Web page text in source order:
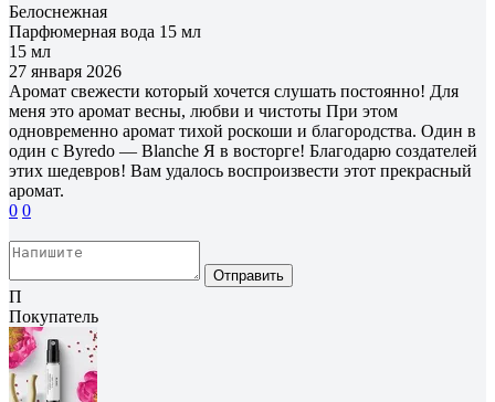
Белоснежная
Парфюмерная вода 15 мл
15 мл
27 января 2026
Аромат свежести который хочется слушать постоянно! Для
меня это аромат весны, любви и чистоты При этом
одновременно аромат тихой роскоши и благородства. Один в
один с Byredo — Blanche Я в восторге! Благодарю создателей
этих шедевров! Вам удалось воспроизвести этот прекрасный
аромат.
0 0
Отправить
П
Покупатель